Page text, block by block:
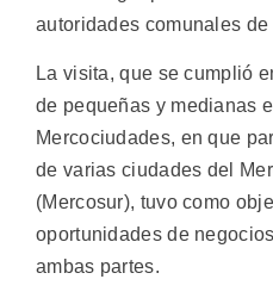
autoridades comunales
La visita, que se cumplió
de pequeñas y medianas
Mercociudades, en que
de varias ciudades del
(Mercosur), tuvo como
oportunidades de
ambas partes.